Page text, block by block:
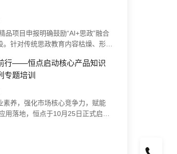
，助力高校科学教育数字化转型与
品项目申报明确鼓励“AI+思政”融合
针对传统思政教育内容枯燥、形式
“飞夺泸定桥”虚拟实验），并借助
档案，助力高校开发思政大模型、
行——恒点启动核心产品知识
专题培训
素养，强化市场核心竞争力，赋能
用落地，恒点于10月25日正式启动
能力，助力业务水平与客户服务质